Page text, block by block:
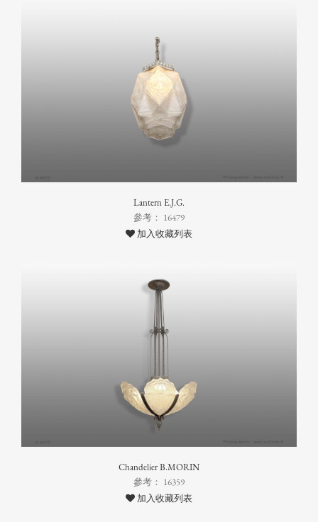
Lantern E.J.G.
參考： 16479
加入收藏列表
Chandelier B.MORIN
參考： 16359
加入收藏列表